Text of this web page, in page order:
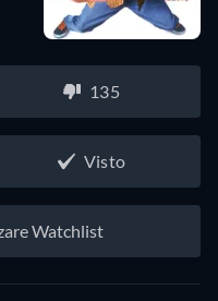
135
Visto
Watchlist